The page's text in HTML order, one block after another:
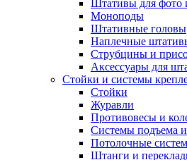
Штативы для фото
Моноподы
Штативные головы
Наплечные
Струбцины и
Аксессуары для
Стойки и системы
Стойки
Журавли
Противовесы и
Системы подъема
Потолочные
Штанги и